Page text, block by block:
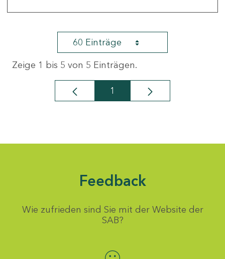
60 Einträge
Zeige 1 bis 5 von 5 Einträgen.
Seite
1
Feedback
Wie zufrieden sind Sie mit der Website der
SAB?
Bewertung auswählen